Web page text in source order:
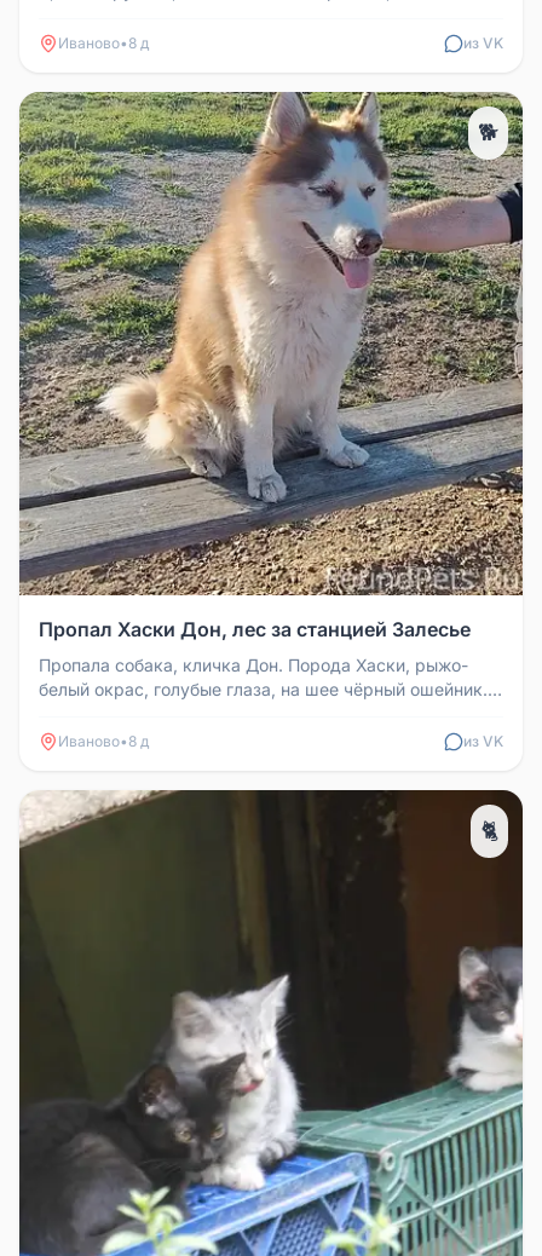
Иваново• 8 д из VK
🐕
Пропал Хаски Дон, лес за станцией Залесье
Пропала собака, кличка Дон. Порода Хаски, рыжо-
белый окрас, голубые глаза, на шее чёрный ошейник.
Иваново• 8 д из VK
🐈